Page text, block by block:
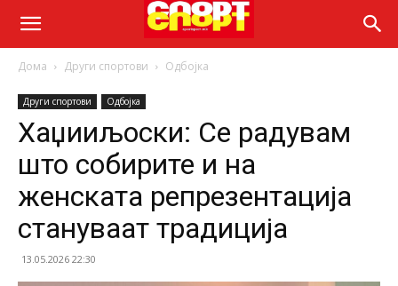
Дома Други спортови Одбојка
Други спортови Одбојка
Хаџииљоски: Се радувам
што собирите и на
женската репрезентација
стануваат традиција
13.05.2026 22:30